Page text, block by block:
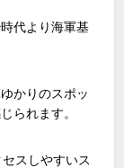
代より海軍基
かりのスポッ
られます。
スしやすいス